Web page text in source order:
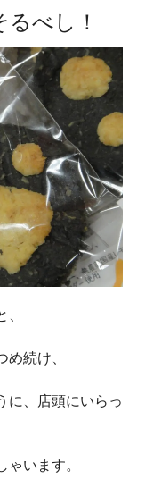
べし！
続け、
に、店頭にいらっ
います。